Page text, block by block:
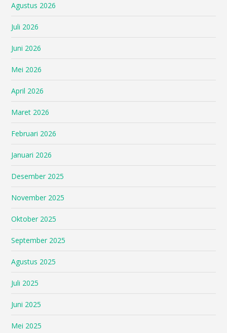
Agustus 2026
Juli 2026
Juni 2026
Mei 2026
April 2026
Maret 2026
Februari 2026
Januari 2026
Desember 2025
November 2025
Oktober 2025
September 2025
Agustus 2025
Juli 2025
Juni 2025
Mei 2025